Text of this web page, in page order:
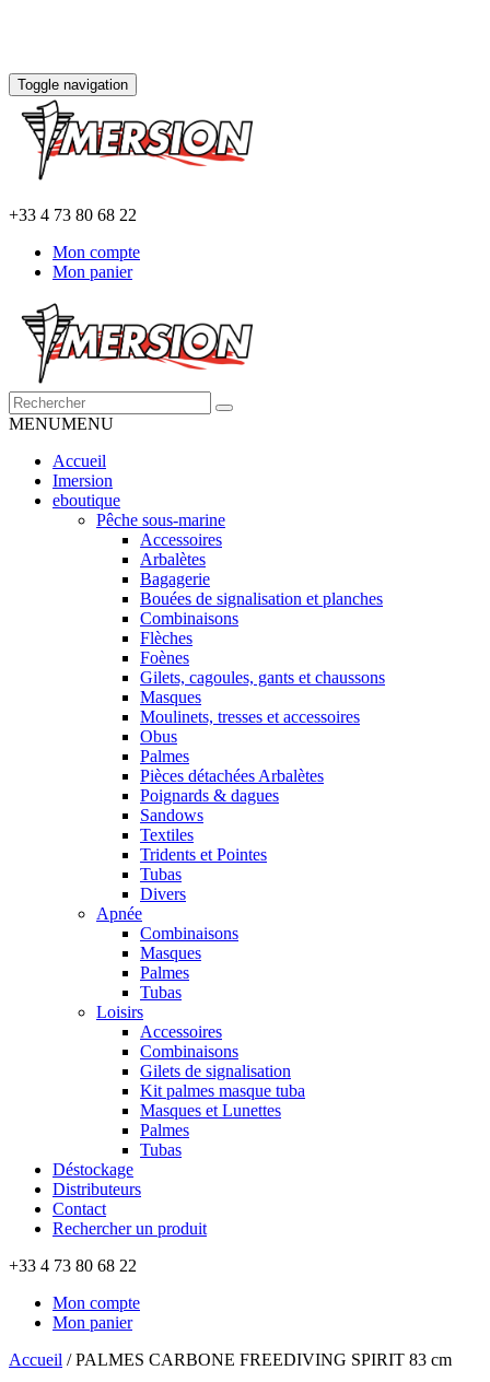
Toggle navigation
+33 4 73 80 68 22
Mon compte
Mon panier
MENUMENU
Accueil
Imersion
eboutique
Pêche sous-marine
Accessoires
Arbalètes
Bagagerie
Bouées de signalisation et planches
Combinaisons
Flèches
Foènes
Gilets, cagoules, gants et chaussons
Masques
Moulinets, tresses et accessoires
Obus
Palmes
Pièces détachées Arbalètes
Poignards & dagues
Sandows
Textiles
Tridents et Pointes
Tubas
Divers
Apnée
Combinaisons
Masques
Palmes
Tubas
Loisirs
Accessoires
Combinaisons
Gilets de signalisation
Kit palmes masque tuba
Masques et Lunettes
Palmes
Tubas
Déstockage
Distributeurs
Contact
Rechercher un produit
+33 4 73 80 68 22
Mon compte
Mon panier
Accueil /PALMES CARBONE FREEDIVING SPIRIT 83 cm